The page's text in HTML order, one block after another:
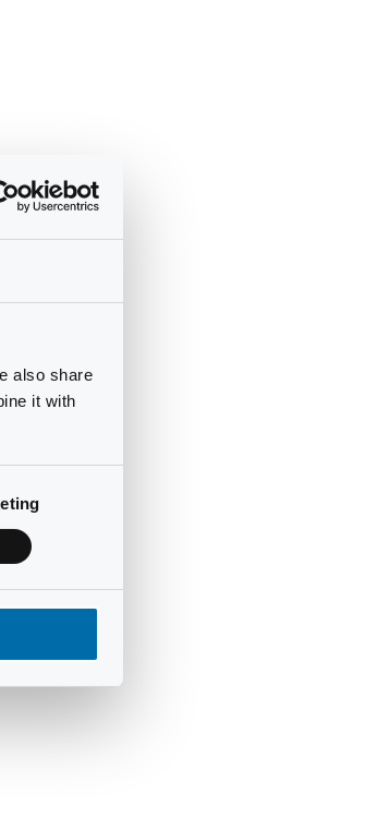
also share
it with